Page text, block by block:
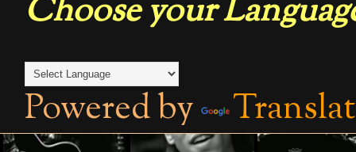
Choose your
Powered by